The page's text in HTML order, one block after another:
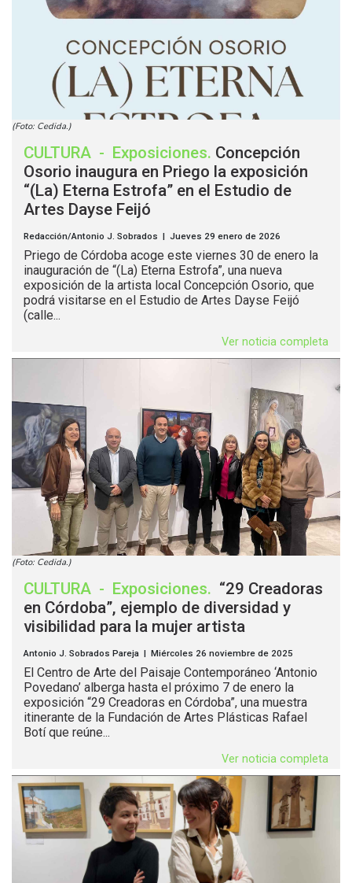
(Foto: Cedida.)
CULTURA - Exposiciones. Concepción
Osorio inaugura en Priego la exposición
“(La) Eterna Estrofa” en el Estudio de
Artes Dayse Feijó
Redacción/Antonio J. Sobrados | Jueves 29 enero de 2026
Priego de Córdoba acoge este viernes 30 de enero la
inauguración de “(La) Eterna Estrofa”, una nueva
exposición de la artista local Concepción Osorio, que
podrá visitarse en el Estudio de Artes Dayse Feijó
(calle...
Ver noticia completa
(Foto: Cedida.)
CULTURA - Exposiciones. “29 Creadoras
en Córdoba”, ejemplo de diversidad y
visibilidad para la mujer artista
Antonio J. Sobrados Pareja | Miércoles 26 noviembre de 2025
El Centro de Arte del Paisaje Contemporáneo ‘Antonio
Povedano’ alberga hasta el próximo 7 de enero la
exposición “29 Creadoras en Córdoba”, una muestra
itinerante de la Fundación de Artes Plásticas Rafael
Botí que reúne...
Ver noticia completa